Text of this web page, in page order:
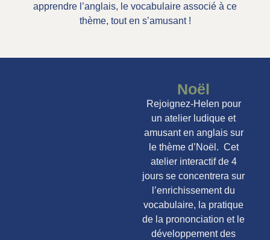
apprendre l’anglais, le vocabulaire associé à ce
thème, tout en s’amusant !
Noël
Rejoignez-Helen pour
un atelier ludique et
amusant en anglais sur
le thème d’Noël. Cet
atelier interactif de 4
jours se concentrera sur
l’enrichissement du
vocabulaire, la pratique
de la prononciation et le
développement des